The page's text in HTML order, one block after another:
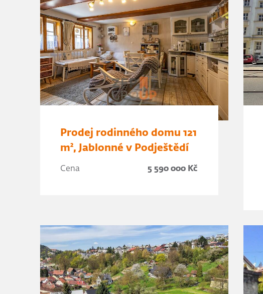
Prodej rodinného domu 121
m², Jablonné v Podještědí
Cena 5 590 000 Kč